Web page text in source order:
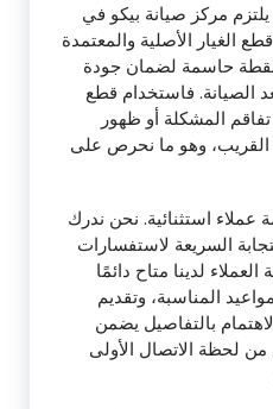
يلتزم مركز صيانة بيكو في
الغيار الأصلية والمعتمدة
حاسمة لضمان جودة
الصيانة. فاستخدام قطع
المشكلة أو ظهور
وهو ما نحرص على
عملاء استثنائية. نحن ندرك
السريعة لاستفسارات
لدينا متاح دائمًا
المناسبة، وتقديم
بالتفاصيل يضمن
لحظة الاتصال الأولى